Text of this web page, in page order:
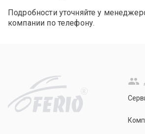
Подробности уточняйте у
компании по телефону.
R